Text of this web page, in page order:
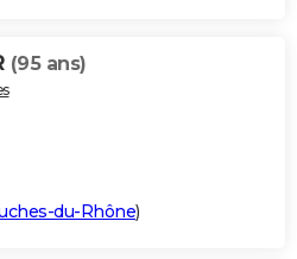
(95 ans)
du-Rhône)